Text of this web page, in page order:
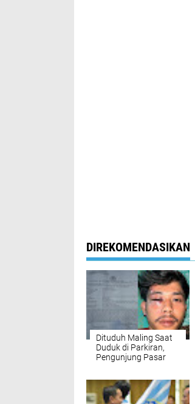
DIREKOMENDASIKAN
Dituduh Maling Saat
Duduk di Parkiran,
Pengunjung Pasar
Dikeroyok